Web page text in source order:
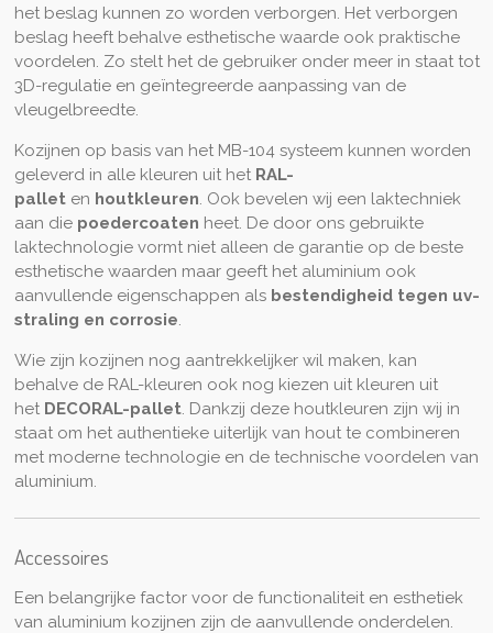
het beslag kunnen zo worden verborgen. Het verborgen
beslag heeft behalve esthetische waarde ook praktische
voordelen. Zo stelt het de gebruiker onder meer in staat tot
3D-regulatie en geïntegreerde aanpassing van de
vleugelbreedte.
Kozijnen op basis van het MB-104 systeem kunnen worden
geleverd in alle kleuren uit het RAL-
pallet en houtkleuren. Ook bevelen wij een laktechniek
aan die poedercoaten heet. De door ons gebruikte
laktechnologie vormt niet alleen de garantie op de beste
esthetische waarden maar geeft het aluminium ook
aanvullende eigenschappen als bestendigheid tegen uv-
straling en corrosie.
Wie zijn kozijnen nog aantrekkelijker wil maken, kan
behalve de RAL-kleuren ook nog kiezen uit kleuren uit
het DECORAL-pallet. Dankzij deze houtkleuren zijn wij in
staat om het authentieke uiterlijk van hout te combineren
met moderne technologie en de technische voordelen van
aluminium.
Accessoires
Een belangrijke factor voor de functionaliteit en esthetiek
van aluminium kozijnen zijn de aanvullende onderdelen.